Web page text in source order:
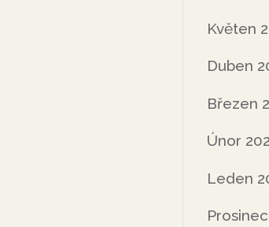
Květen
Duben
Březen
Únor
Leden